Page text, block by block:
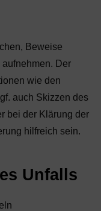
Beweise
Der
wie den
auch Skizzen des
bei der Klärung der
hilfreich sein.
Unfalls